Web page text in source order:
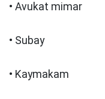
• Avukat mimar
• Subay
• Kaymakam